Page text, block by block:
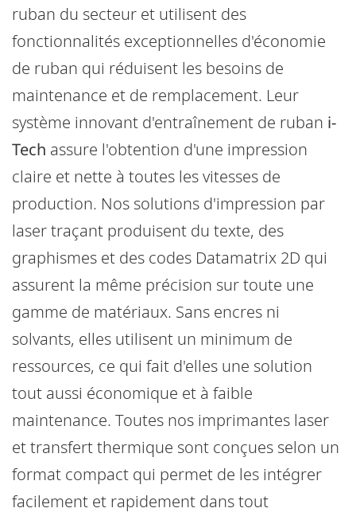
ruban du secteur et utilisent des
fonctionnalités exceptionnelles d'économie
de ruban qui réduisent les besoins de
maintenance et de remplacement. Leur
système innovant d'entraînement de ruban i-
Tech assure l'obtention d'une impression
claire et nette à toutes les vitesses de
production. Nos solutions d'impression par
laser traçant produisent du texte, des
graphismes et des codes Datamatrix 2D qui
assurent la même précision sur toute une
gamme de matériaux. Sans encres ni
solvants, elles utilisent un minimum de
ressources, ce qui fait d'elles une solution
tout aussi économique et à faible
maintenance. Toutes nos imprimantes laser
et transfert thermique sont conçues selon un
format compact qui permet de les intégrer
facilement et rapidement dans tout